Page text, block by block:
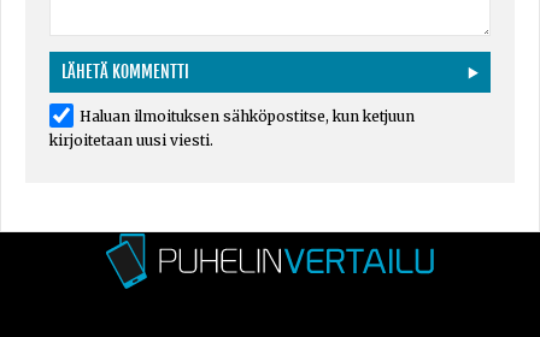
Haluan ilmoituksen sähköpostitse, kun ketjuun
kirjoitetaan uusi viesti.